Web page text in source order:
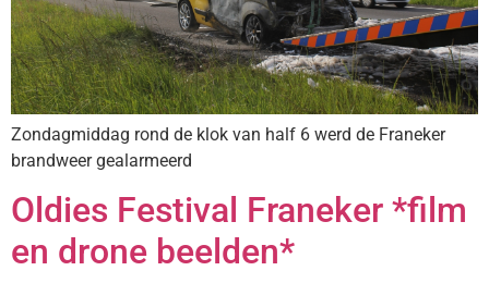
Zondagmiddag rond de klok van half 6 werd de Franeker
brandweer gealarmeerd
Oldies Festival Franeker *film
en drone beelden*